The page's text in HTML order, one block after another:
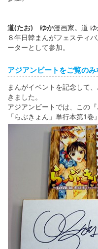
道(たお) ゆか漫画家。道
８年日韓まんがフェスティ
ーターとして参加。
アジアンビートをご覧の
まんがイベントを記念して
きました。
アジアンビートでは、この
「らぶきょん」単行本第1